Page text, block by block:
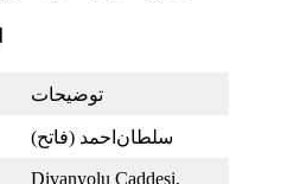
توضیحات
سلطان‌احمد (فاتح)
Divanyolu Caddesi,